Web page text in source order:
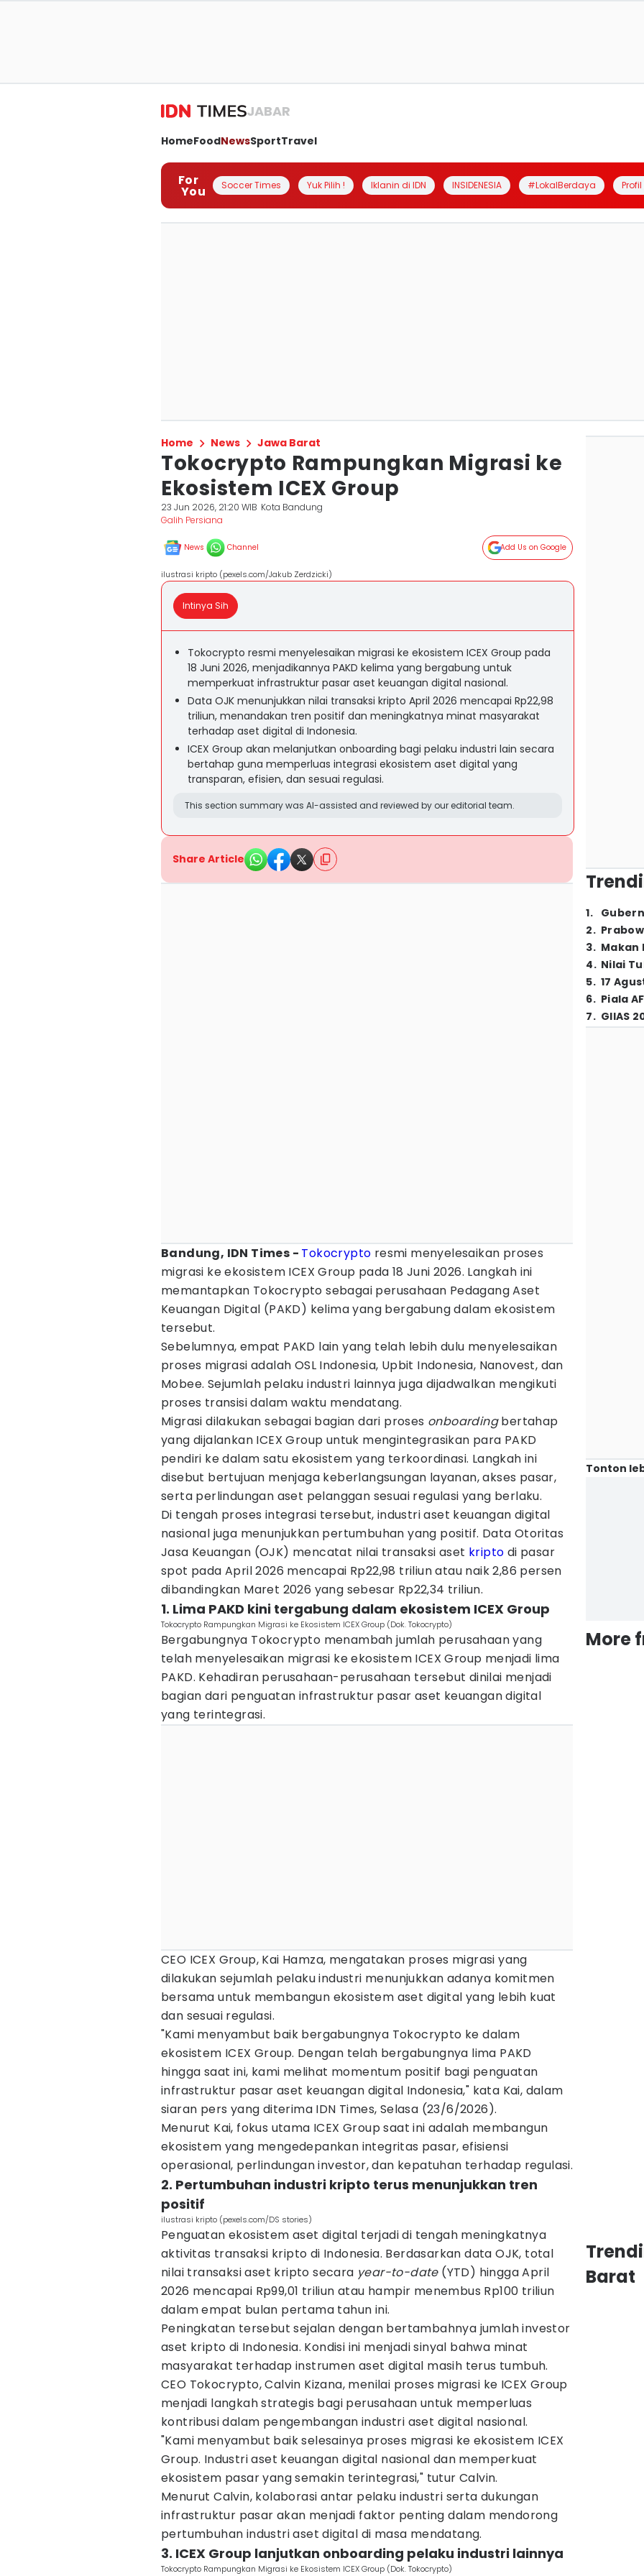
JABAR
HomeFoodNewsSportTravel
For
You Soccer Times Yuk Pilih ! Iklanin di IDN INSIDENESIA #LokalBerdaya
Home News Jawa Barat
Tokocrypto Rampungkan Migrasi ke
Ekosistem ICEX Group
23 Jun 2026, 21:20 WIB Kota Bandung
Galih Persiana
News Channel Add Us on Google
ilustrasi kripto (pexels.com/Jakub Zerdzicki)
Intinya Sih
Tokocrypto resmi menyelesaikan migrasi ke ekosistem ICEX Group pada
18 Juni 2026, menjadikannya PAKD kelima yang bergabung untuk
memperkuat infrastruktur pasar aset keuangan digital nasional.
Data OJK menunjukkan nilai transaksi kripto April 2026 mencapai Rp22,98
triliun, menandakan tren positif dan meningkatnya minat masyarakat
terhadap aset digital di Indonesia.
ICEX Group akan melanjutkan onboarding bagi pelaku industri lain secara
bertahap guna memperluas integrasi ekosistem aset digital yang
transparan, efisien, dan sesuai regulasi.
This section summary was AI-assisted and reviewed by our editorial team.
Share Article
Bandung, IDN Times - Tokocrypto resmi menyelesaikan proses
migrasi ke ekosistem ICEX Group pada 18 Juni 2026. Langkah ini
memantapkan Tokocrypto sebagai perusahaan Pedagang Aset
Keuangan Digital (PAKD) kelima yang bergabung dalam ekosistem
tersebut.
Sebelumnya, empat PAKD lain yang telah lebih dulu menyelesaikan
proses migrasi adalah OSL Indonesia, Upbit Indonesia, Nanovest, dan
Mobee. Sejumlah pelaku industri lainnya juga dijadwalkan mengikuti
proses transisi dalam waktu mendatang.
Migrasi dilakukan sebagai bagian dari proses onboardingbertahap
yang dijalankan ICEX Group untuk mengintegrasikan para PAKD
pendiri ke dalam satu ekosistem yang terkoordinasi. Langkah ini
disebut bertujuan menjaga keberlangsungan layanan, akses pasar,
serta perlindungan aset pelanggan sesuai regulasi yang berlaku.
Di tengah proses integrasi tersebut, industri aset keuangan digital
nasional juga menunjukkan pertumbuhan yang positif. Data Otoritas
Jasa Keuangan (OJK) mencatat nilai transaksi aset kripto di pasar
spot pada April 2026 mencapai Rp22,98 triliun atau naik 2,86 persen
dibandingkan Maret 2026 yang sebesar Rp22,34 triliun.
1. Lima PAKD kini tergabung dalam ekosistem ICEX Group
Tokocrypto Rampungkan Migrasi ke Ekosistem ICEX Group (Dok. Tokocrypto)
Bergabungnya Tokocrypto menambah jumlah perusahaan yang
telah menyelesaikan migrasi ke ekosistem ICEX Group menjadi lima
PAKD. Kehadiran perusahaan-perusahaan tersebut dinilai menjadi
bagian dari penguatan infrastruktur pasar aset keuangan digital
yang terintegrasi.
CEO ICEX Group, Kai Hamza, mengatakan proses migrasi yang
dilakukan sejumlah pelaku industri menunjukkan adanya komitmen
bersama untuk membangun ekosistem aset digital yang lebih kuat
dan sesuai regulasi.
"Kami menyambut baik bergabungnya Tokocrypto ke dalam
ekosistem ICEX Group. Dengan telah bergabungnya lima PAKD
hingga saat ini, kami melihat momentum positif bagi penguatan
infrastruktur pasar aset keuangan digital Indonesia," kata Kai, dalam
siaran pers yang diterima IDN Times, Selasa (23/6/2026).
Menurut Kai, fokus utama ICEX Group saat ini adalah membangun
ekosistem yang mengedepankan integritas pasar, efisiensi
operasional, perlindungan investor, dan kepatuhan terhadap regulasi.
2. Pertumbuhan industri kripto terus menunjukkan tren
positif
ilustrasi kripto (pexels.com/DS stories)
Penguatan ekosistem aset digital terjadi di tengah meningkatnya
aktivitas transaksi kripto di Indonesia. Berdasarkan data OJK, total
nilai transaksi aset kripto secara year-to-date(YTD) hingga April
2026 mencapai Rp99,01 triliun atau hampir menembus Rp100 triliun
dalam empat bulan pertama tahun ini.
Peningkatan tersebut sejalan dengan bertambahnya jumlah investor
aset kripto di Indonesia. Kondisi ini menjadi sinyal bahwa minat
masyarakat terhadap instrumen aset digital masih terus tumbuh.
CEO Tokocrypto, Calvin Kizana, menilai proses migrasi ke ICEX Group
menjadi langkah strategis bagi perusahaan untuk memperluas
kontribusi dalam pengembangan industri aset digital nasional.
"Kami menyambut baik selesainya proses migrasi ke ekosistem ICEX
Group. Industri aset keuangan digital nasional dan memperkuat
ekosistem pasar yang semakin terintegrasi," tutur Calvin.
Menurut Calvin, kolaborasi antar pelaku industri serta dukungan
infrastruktur pasar akan menjadi faktor penting dalam mendorong
pertumbuhan industri aset digital di masa mendatang.
3. ICEX Group lanjutkan onboarding pelaku industri lainnya
Tokocrypto Rampungkan Migrasi ke Ekosistem ICEX Group (Dok. Tokocrypto)
1.
2.
3. Makan
4. Nilai
5. 17
6. Piala
7. GIIAS
Tonton
More
Barat